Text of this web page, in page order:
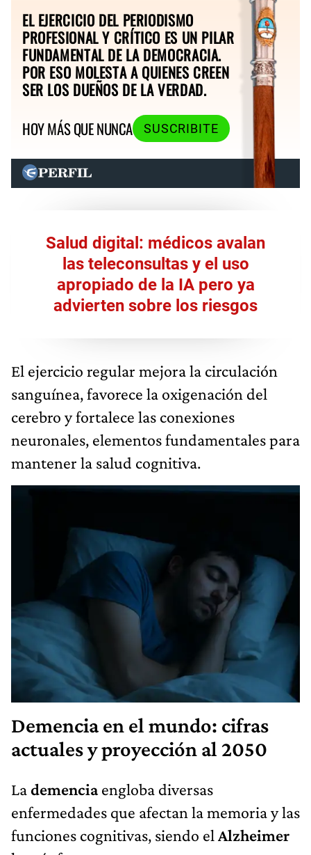
EL EJERCICIO DEL PERIODISMO
PROFESIONAL Y CRÍTICO ES UN PILAR
FUNDAMENTAL DE LA DEMOCRACIA.
POR ESO MOLESTA A QUIENES CREEN
SER LOS DUEÑOS DE LA VERDAD.
HOY MÁS QUE NUNCA
SUSCRIBITE
Salud digital: médicos avalan
las teleconsultas y el uso
apropiado de la IA pero ya
advierten sobre los riesgos
El ejercicio regular mejora la circulación
sanguínea, favorece la oxigenación del
cerebro y fortalece las conexiones
neuronales, elementos fundamentales para
mantener la salud cognitiva.
Demencia en el mundo: cifras
actuales y proyección al 2050
Lademenciaengloba diversas
enfermedades que afectan la memoria y las
funciones cognitivas, siendo el Alzheimer